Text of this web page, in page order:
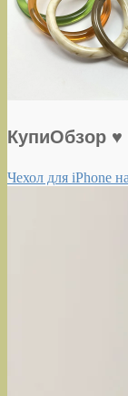
КупиОбзор
Чехол для iPhone